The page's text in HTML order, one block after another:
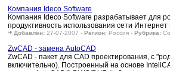
Компания Ideco Software
Компания Ideco Software разрабатывает для
продуктивность использования сети
Добавлен: 27-07-2007 - Регион: Россия - Рубрика:
ZwCAD - замена AutoCAD
ZwCAD - пакет для CAD проектирования, с
включительно). Построенный на основе